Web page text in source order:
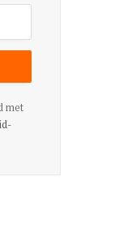
met
-